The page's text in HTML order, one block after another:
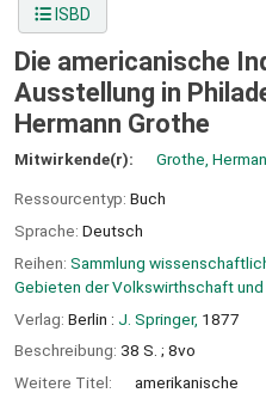
ISBD
Die americanische
Ausstellung in
Hermann Grothe
Mitwirkende(r): Grothe,
Ressourcentyp: Buch
Sprache: Deutsch
Reihen: Sammlung
Gebieten der Volkswirthschaft
Verlag: Berlin : J. Springer, 1877
Beschreibung: 38 S. ; 8vo
Weitere Titel:
amerikanische